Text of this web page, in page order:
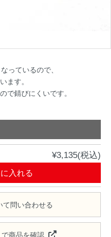
っているので、
ます。
で錆びにくいです。
¥3,135(税込)
入れる
て問い合わせる
商品を確認